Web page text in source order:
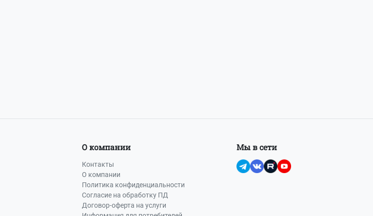
О компании
Контакты
О компании
Политика конфиденциальности
Согласие на обработку ПД
Договор-оферта на услуги
Мы в сети